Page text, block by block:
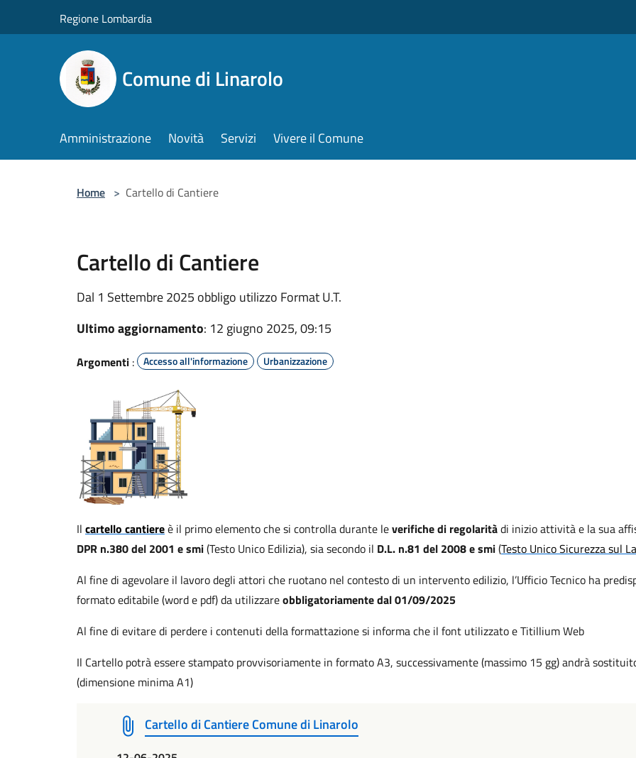
Regione Lombardia
Comune di Linarolo
Amministrazione Novità Servizi Vivere il Comune
Home > Cartello di Cantiere
Cartello di Cantiere
Dal 1 Settembre 2025 obbligo utilizzo Format U.T.
Ultimo aggiornamento: 12 giugno 2025, 09:15
Argomenti : Accesso all'informazione Urbanizzazione
Il cartello cantiereè il primo elemento che si controlla durante leverifiche di regolaritàdi inizio attività e la sua
DPR n.380 del 2001 e smi(Testo Unico Edilizia), sia secondo il D.L. n.81 del 2008 e smi(Testo Unico Sicurezza sul
Al fine di agevolare il lavoro degli attori che ruotano nel contesto di un intervento edilizio, l’Ufficio Tecnico ha
formato editabile (word e pdf) da utilizzareobbligatoriamente dal 01/09/2025
Al fine di evitare di perdere i contenuti della formattazione si informa che il font utilizzato e Titillium Web
Il Cartello potrà essere stampato provvisoriamente in formato A3, successivamente (massimo 15 gg) andrà
(dimensione minima A1)
Cartello di Cantiere Comune di Linarolo